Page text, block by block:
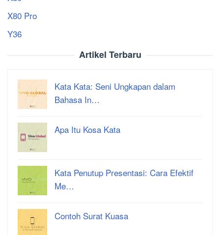
X80 Pro
Y36
Artikel Terbaru
Kata Kata: Seni Ungkapan dalam
Bahasa In…
Apa Itu Kosa Kata
Kata Penutup Presentasi: Cara Efektif
Me…
Contoh Surat Kuasa